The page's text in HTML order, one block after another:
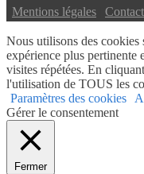
Mentions légales Contact
Nous utilisons des
expérience plus pertinente
visites répétées. En
l'utilisation de TOUS les
Paramètres des cookies
Gérer le consentement
Fermer